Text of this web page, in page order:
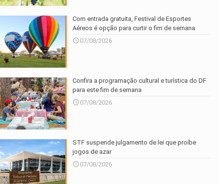
Com entrada gratuita, Festival de Esportes
Aéreos é opção para curtir o fim de semana
07/08/2026
Confira a programação cultural e turística do DF
para este fim de semana
07/08/2026
STF suspende julgamento de lei que proíbe
jogos de azar
07/08/2026